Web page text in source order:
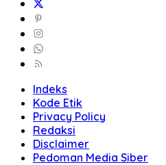
Indeks
Kode Etik
Privacy Policy
Redaksi
Disclaimer
Pedoman Media Siber